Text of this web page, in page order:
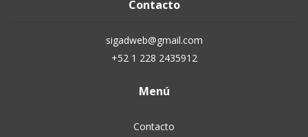
Contacto
sigadweb@gmail.com
+52 1 228 2435912
Menú
Contacto